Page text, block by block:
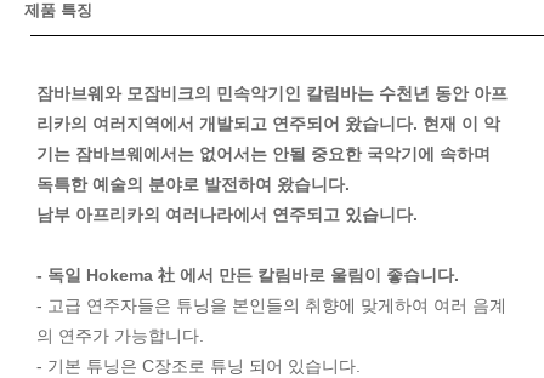
제품 특징
잠바브웨와 모잠비크의 민속악기인 칼림바는 수천년 동안 아프
리카의 여러지역에서 개발되고 연주되어 왔습니다. 현재 이 악
기는 잠바브웨에서는 없어서는 안될 중요한 국악기에 속하며
독특한 예술의 분야로 발전하여 왔습니다.
남부 아프리카의 여러나라에서 연주되고 있습니다.
- 독일 Hokema 社 에서 만든 칼림바로 울림이 좋습니다.
- 고급 연주자들은 튜닝을 본인들의 취향에 맞게하여 여러 음계
의 연주가 가능합니다.
- 기본 튜닝은 C장조로 튜닝 되어 있습니다.